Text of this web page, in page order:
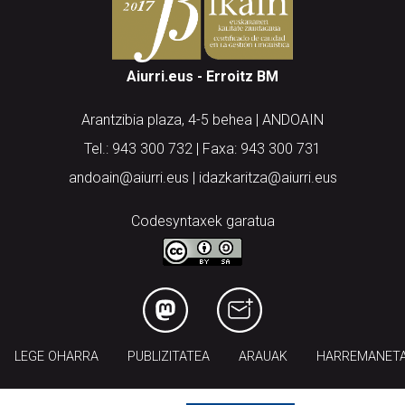
Aiurri.eus - Erroitz BM
Arantzibia plaza, 4-5 behea | ANDOAIN
Tel.: 943 300 732 | Faxa: 943 300 731
andoain@aiurri.eus | idazkaritza@aiurri.eus
Codesyntaxek garatua
LEGE OHARRA PUBLIZITATEA ARAUAK